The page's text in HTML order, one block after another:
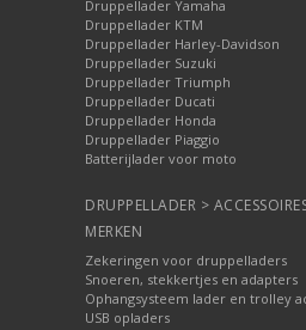
Druppellader Yamaha
Druppellader KTM
Druppellader Harley-Davidson
Druppellader Suzuki
Druppellader Triumph
Druppellader Ducati
Druppellader Honda
Druppellader Piaggio
Batterijlader voor moto
DRUPPELLADER >
MERKEN
Zekeringen voor druppelladers
Snoeren, stekkertjes en adapters
Ophangsysteem lader en trolley
USB opladers